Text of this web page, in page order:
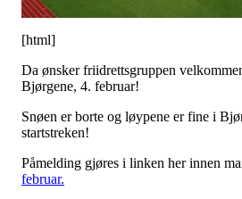
[html]
Da ønsker friidrettsgruppen
Bjørgene, 4. februar!
Snøen er borte og løypene er fine i
startstreken!
Påmelding gjøres i linken her innen
februar.